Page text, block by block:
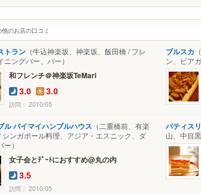
他のお店の口コミ
トラン （牛込神楽坂、神楽坂、飯田橋 / フレ
ニングバー、バー）
和フレンチ＠神楽坂TeMari
3.0 3.0
訪問： 2010/05
ブルスカ
ン、ビア
ル バイマイハンブルハウス （二重橋前、有楽
シンガポール料理、アジア・エスニック、ダ
）
女子会とﾃﾞｰﾄにおすすめ@丸の内
3.5
訪問： 2010/05
パティス
山、中目